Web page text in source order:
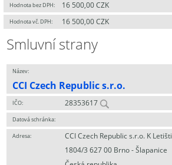
Hodnota bez DPH: 16 500,00 CZK
Hodnota vč. DPH: 16 500,00 CZK
Smluvní strany
Název:
CCI Czech Republic s.r.o.
IČO: 28353617
Datová schránka:
Adresa:
CCI Czech Republic s.r.o. K Letišti
1804/3 627 00 Brno - Šlapanice